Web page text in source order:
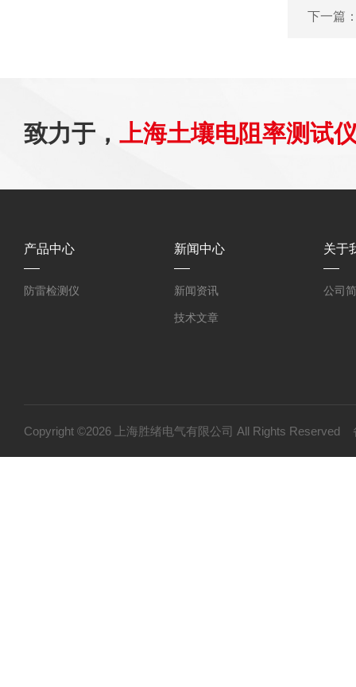
下一篇
致力于， 上海土壤电阻率测试
产品中心
防雷检测仪
新闻中心
新闻资讯
技术文章
关于
公司
Copyright ©2026 上海胜绪电气有限公司 All Rights Reserved